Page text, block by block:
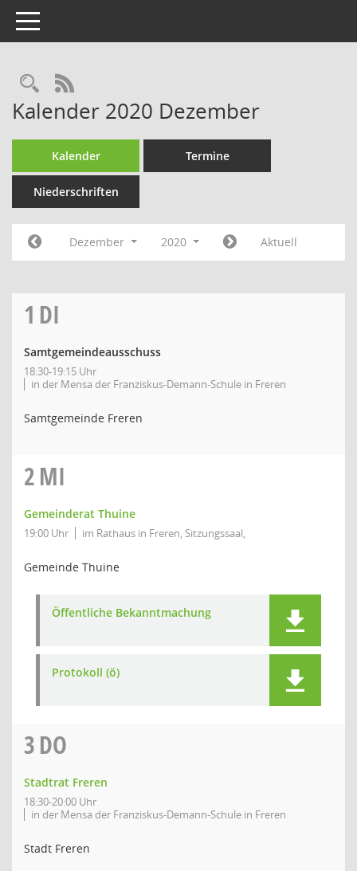
Toggle navigation
Rechercheauswahl
RSS-Feed
Kalender 2020 Dezember
Kalender Termine
Niederschriften
Dezember 2020 Aktuell
1 DI
Samtgemeindeausschuss
18:30-19:15 Uhr
in der Mensa der Franziskus-Demann-Schule in Freren
Samtgemeinde Freren
2MI
Gemeinderat Thuine
19:00 Uhr im Rathaus in Freren, Sitzungssaal,
Gemeinde Thuine
Öffentliche Bekanntmachung
Protokoll (ö)
3DO
Stadtrat Freren
18:30-20:00 Uhr
in der Mensa der Franziskus-Demann-Schule in Freren
Stadt Freren